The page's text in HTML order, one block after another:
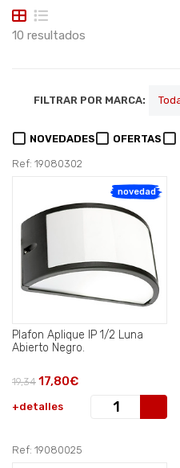
10 resultados
FILTRAR POR MARCA:
NOVEDADES OFERTAS
Ref: 19080302
novedad
Plafon Aplique IP 1/2 Luna
Abierto Negro.
19,34 17,80€
+detalles
Ref: 19080025